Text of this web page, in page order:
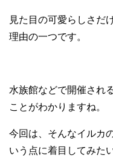
見た目の可愛らしさだ
理由の一つです。
水族館などで開催され
ことがわかりますね。
今回は、そんなイルカ
いう点に着目してみた